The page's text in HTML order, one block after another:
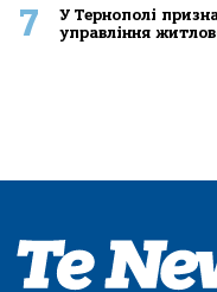
7
У Тернополі
управління